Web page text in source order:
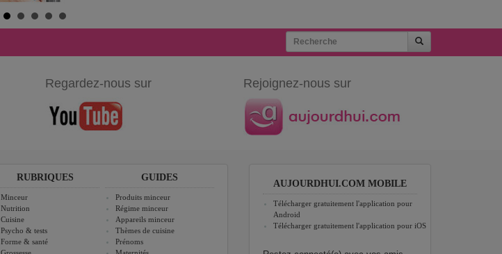
Regardez-nous sur Rejoignez-nous sur
RUBRIQUES
Minceur
Nutrition
Cuisine
Psycho & tests
Forme & santé
GUIDES
Produits minceur
Régime minceur
Appareils minceur
Thèmes de cuisine
Prénoms
AUJOURDHUI.COM MOBILE
Télécharger gratuitement l'application pour
Android
Télécharger gratuitement l'application pour iOS